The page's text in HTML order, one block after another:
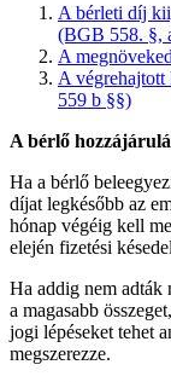
A bérleti díj
(BGB 558. §,
A
A végrehajtott
559 b §§)
A bérlő
Ha a bérlő
díjat legkésőbb az
hónap végéig kell
elején fizetési
Ha addig nem adták
a magasabb
jogi lépéseket tehet
megszerezze.